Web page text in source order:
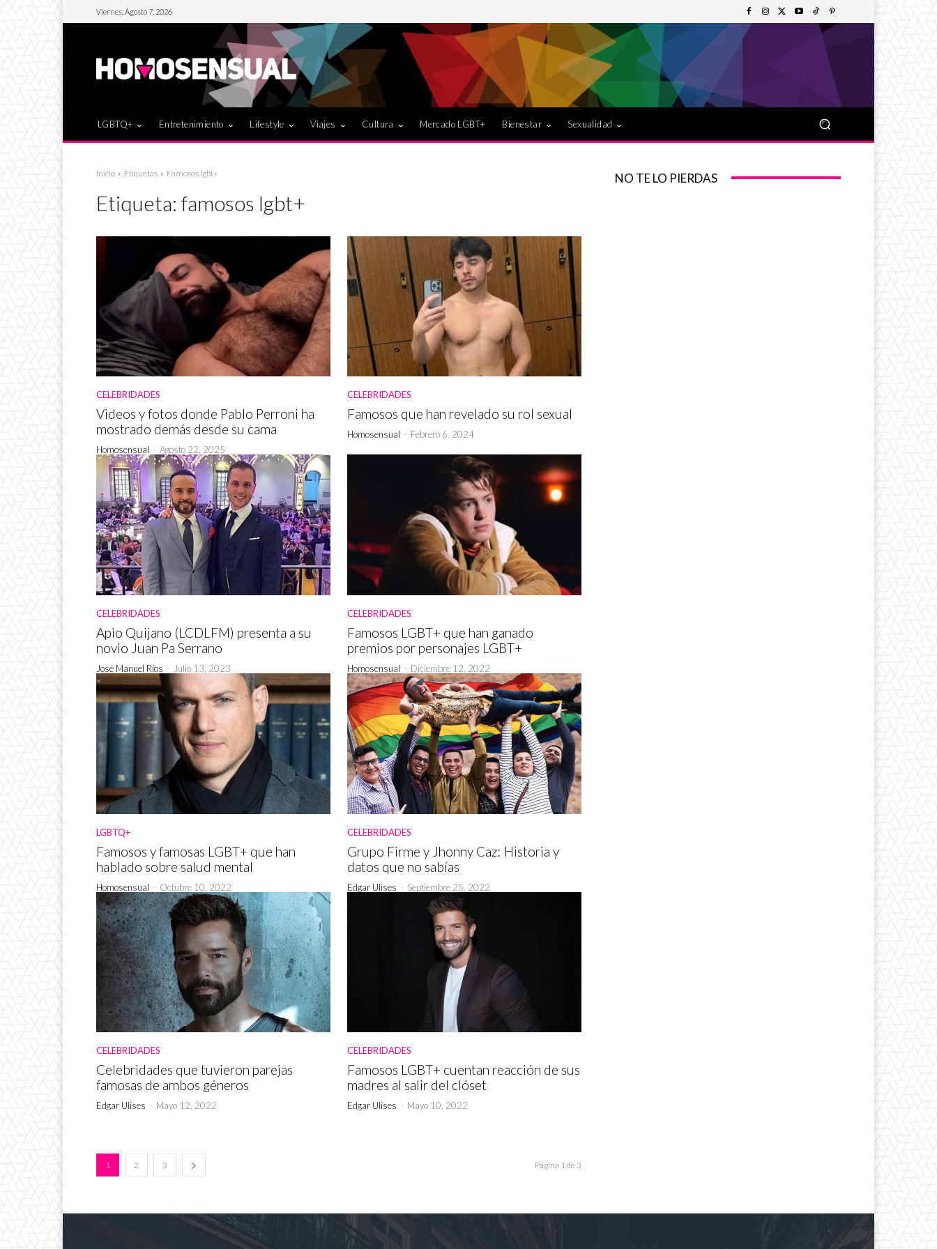
Viernes, Agosto 7, 2026
LGBTQ+ Entretenimiento Lifestyle Viajes Cultura Mercado LGBT+ Bienestar Sexualidad
Inicio Etiquetas Famosos lgbt+
Etiqueta: famosos lgbt+
CELEBRIDADES
Videos y fotos donde Pablo Perroni ha
mostrado demás desde su cama
Homosensual - Agosto 22, 2025
CELEBRIDADES
Famosos que han revelado su rol sexual
Homosensual - Febrero 6, 2024
CELEBRIDADES
Apio Quijano (LCDLFM) presenta a su
novio Juan Pa Serrano
José Manuel Ríos - Julio 13, 2023
CELEBRIDADES
Famosos LGBT+ que han ganado
premios por personajes LGBT+
Homosensual - Diciembre 12, 2022
LGBTQ+
Famosos y famosas LGBT+ que han
hablado sobre salud mental
Homosensual - Octubre 10, 2022
CELEBRIDADES
Grupo Firme y Jhonny Caz: Historia y
datos que no sabías
Edgar Ulises - Septiembre 25, 2022
CELEBRIDADES
Celebridades que tuvieron parejas
famosas de ambos géneros
Edgar Ulises - Mayo 12, 2022
CELEBRIDADES
Famosos LGBT+ cuentan reacción de sus
madres al salir del clóset
Edgar Ulises - Mayo 10, 2022
1 2 3 Página 1 de 3
NO TE LO PIERDAS